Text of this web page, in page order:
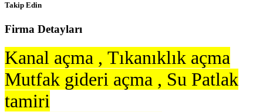
Takip Edin
Firma Detayları
Kanal açma , Tıkanıklık açma
Mutfak gideri açma , Su Patlak
tamiri